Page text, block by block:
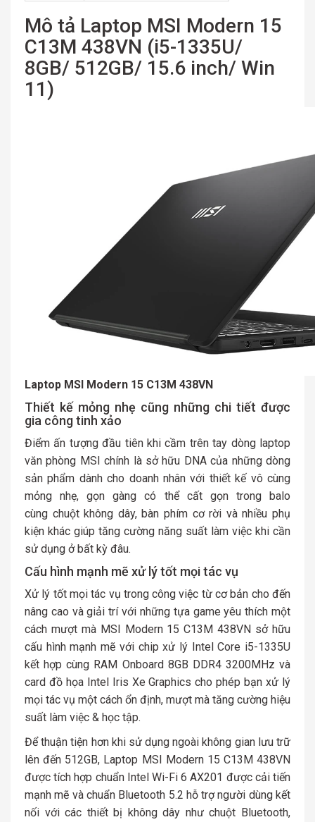
Mô tả Laptop MSI Modern 15
C13M 438VN (i5-1335U/
8GB/ 512GB/ 15.6 inch/ Win
11)
Laptop MSI Modern 15 C13M 438VN
Thiết kế mỏng nhẹ cũng những chi tiết được
gia công tinh xảo
Điểm ấn tượng đầu tiên khi cầm trên tay dòng laptop
văn phòng MSI chính là sở hữu DNA của những dòng
sản phẩm dành cho doanh nhân với thiết kế vô cùng
mỏng nhẹ, gọn gàng có thể cất gọn trong balo
cùng chuột không dây, bàn phím cơ rời và nhiều phụ
kiện khác giúp tăng cường năng suất làm việc khi cần
sử dụng ở bất kỳ đâu.
Cấu hình mạnh mẽ xử lý tốt mọi tác vụ
Xử lý tốt mọi tác vụ trong công việc từ cơ bản cho đến
nâng cao và giải trí với những tựa game yêu thích một
cách mượt mà MSI Modern 15 C13M 438VN sở hữu
cấu hình mạnh mẽ với chip xử lý Intel Core i5-1335U
kết hợp cùng RAM Onboard 8GB DDR4 3200MHz và
card đồ họa Intel Iris Xe Graphics cho phép bạn xử lý
mọi tác vụ một cách ổn định, mượt mà tăng cường hiệu
suất làm việc & học tập.
Để thuận tiện hơn khi sử dụng ngoài không gian lưu trữ
lên đến 512GB, Laptop MSI Modern 15 C13M 438VN
được tích hợp chuẩn Intel Wi-Fi 6 AX201 được cải tiến
mạnh mẽ và chuẩn Bluetooth 5.2 hỗ trợ người dùng kết
nối với các thiết bị không dây như chuột Bluetooth,